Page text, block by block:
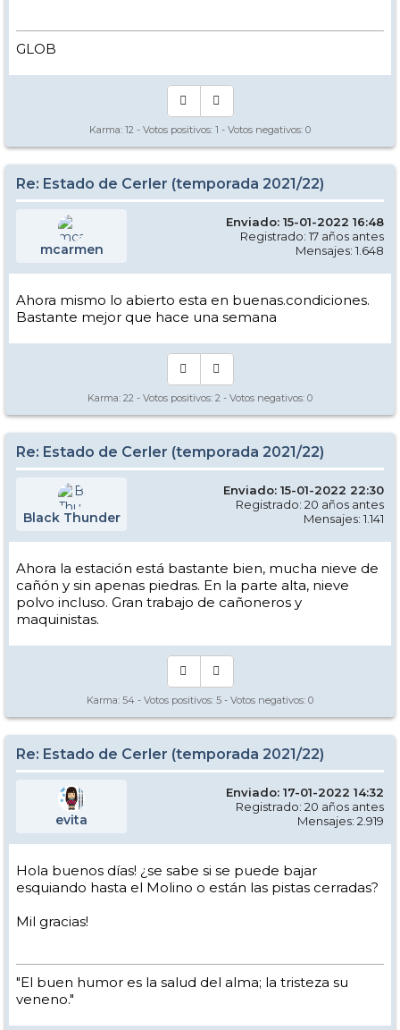
GLOB
Karma: 12 - Votos positivos: 1 - Votos negativos: 0
Re: Estado de Cerler (temporada 2021/22)
mcarmen
Enviado: 15-01-2022 16:48
Registrado: 17 años antes
Mensajes: 1.648
Ahora mismo lo abierto esta en buenas.condiciones.
Bastante mejor que hace una semana
Karma: 22 - Votos positivos: 2 - Votos negativos: 0
Re: Estado de Cerler (temporada 2021/22)
Black Thunder
Enviado: 15-01-2022 22:30
Registrado: 20 años antes
Mensajes: 1.141
Ahora la estación está bastante bien, mucha nieve de
cañón y sin apenas piedras. En la parte alta, nieve
polvo incluso. Gran trabajo de cañoneros y
maquinistas.
Karma: 54 - Votos positivos: 5 - Votos negativos: 0
Re: Estado de Cerler (temporada 2021/22)
evita
Enviado: 17-01-2022 14:32
Registrado: 20 años antes
Mensajes: 2.919
Hola buenos días! ¿se sabe si se puede bajar
esquiando hasta el Molino o están las pistas cerradas?
Mil gracias!
"El buen humor es la salud del alma; la tristeza su
veneno."